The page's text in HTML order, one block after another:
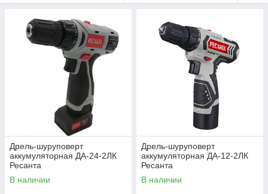
Дрель-шуруповерт
аккумуляторная ДА-24-2ЛК
Ресанта
В наличии
Дрель-шуруповерт
аккумуляторная ДА-12-2ЛК
Ресанта
В наличии